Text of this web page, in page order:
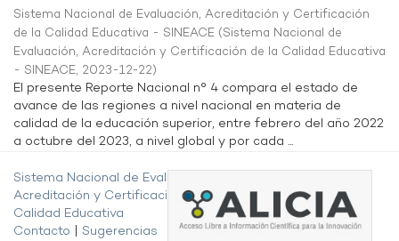
Sistema Nacional de Evaluación, Acreditación y Certificación
de la Calidad Educativa - SINEACE (Sistema Nacional de
Evaluación, Acreditación y Certificación de la Calidad Educativa
- SINEACE, 2023-12-22)
El presente Reporte Nacional n° 4 compara el estado de
avance de las regiones a nivel nacional en materia de
calidad de la educación superior, entre febrero del año 2022
a octubre del 2023, a nivel global y por cada ...
Sistema Nacional de Evaluación,
Acreditación y Certificación de la
Calidad Educativa
Contacto
Sugerencias